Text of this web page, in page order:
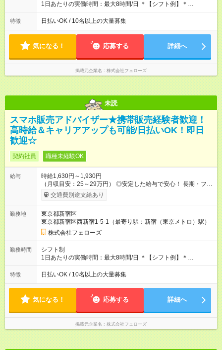
1日あたりの実働時間：最大8時間/日 ＊【シフト例】＊
(1) 10:00～19:00 (2) 11:00～20:00 (3) 12:00～21:00 など ◎
いずれも実働8時間・休憩1時間です。中抜けシフトなどはあり
たい」などあれば相談に応じますのでおっしゃってください！
特徴 日払いOK / 10名以上の大量募集
気になる！ 応募する 詳細へ
掲載元企業名 株式会社フェローズ
未読
スマホ販売アドバイザー★携帯販売経験者歓迎！
高時給＆キャリアアップも可能/日払いOK！即日
歓迎☆
契約社員 職種未経験OK
給与
時給1,630円～1,930円
（月収目安：25～29万円） ◎安定した給与で安心！ 長期・フル
タイムで勤務いただける方にお越しいただきたいと思っていま
す。シフトが削られることはないので、安定した給与が入りま
たいという人もいると思います。このあたりは柔軟に対応する
ので、お気軽にご相談ください！ ※2ヶ月の試用期間がありま
す。その間の給与・待遇に変更はありません。 【試用期間】試
用期間あり 試用期間の長さ：2ヶ月 雇用形態、給与は本採用時
と同じです。
交通費別途支給あり
勤務地
東京都新宿区
東京都新宿区西新宿1-5-1（最寄り駅：新宿（東京メトロ）駅）
株式会社フェローズ
勤務時間
シフト制
1日あたりの実働時間：最大8時間/日 ＊【シフト例】＊
(1) 10:00～19:00 (2) 11:00～20:00 (3) 12:00～21:00 など ◎
いずれも実働8時間・休憩1時間です。中抜けシフトなどはあり
たい」などあれば相談に応じますのでおっしゃってください！
特徴 日払いOK / 10名以上の大量募集
気になる！ 応募する 詳細へ
掲載元企業名 株式会社フェローズ